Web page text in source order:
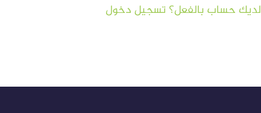
لديك حساب بالفعل؟ تسجيل دخول